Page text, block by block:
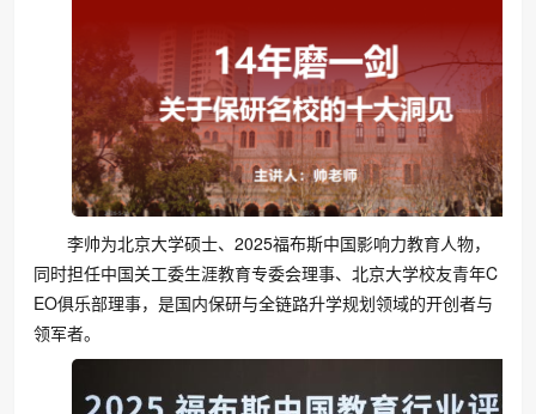
李帅为北京大学硕士、2025福布斯中国影响力教育人物，
同时担任中国关工委生涯教育专委会理事、北京大学校友青年C
EO俱乐部理事，是国内保研与全链路升学规划领域的开创者与
领军者。